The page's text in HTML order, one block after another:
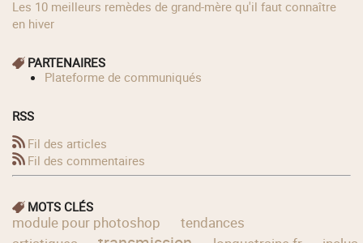
Les 10 meilleurs remèdes de grand-mère qu'il faut connaître
en hiver
PARTENAIRES
Plateforme de communiqués
RSS
Fil des articles
Fil des commentaires
MOTS CLÉS
module pour photoshop
tendances